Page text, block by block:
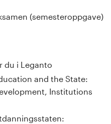
(semesteroppgave)
du i Leganto
and the State:
Institutions